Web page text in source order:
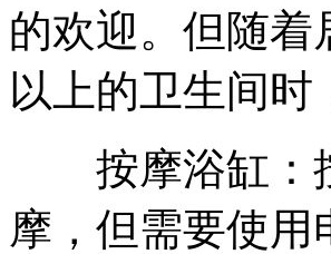
的欢迎。但随着
以上的卫生间
按摩浴缸：按
摩，但需要使